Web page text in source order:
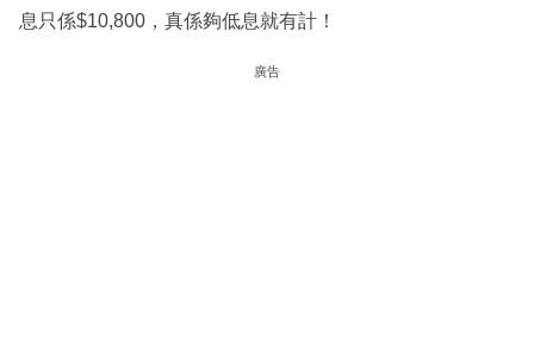
息只係$10,800，真係夠低息就有計！
廣告